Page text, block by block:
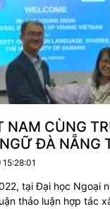
NAM CÙNG
ĐÀ NẴNG
DỰNG MÔ
KLASS
tại Đại học Ngoại
thảo luận hợp tác